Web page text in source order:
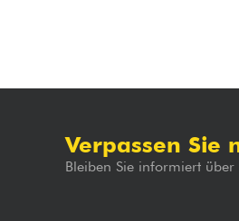
Verpassen Sie
Bleiben Sie informiert